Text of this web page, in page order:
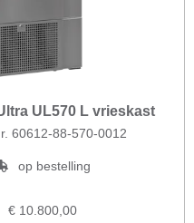
UL570 L vrieskast
60612-88-570-0012
op bestelling
€ 10.800,00